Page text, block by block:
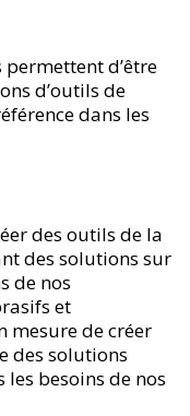
permettent d’être
d’outils de
dans les
des outils de la
des solutions sur
de nos
et
mesure de créer
des solutions
besoins de nos